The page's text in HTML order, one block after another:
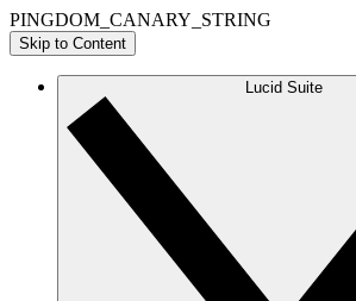
PINGDOM_CANARY_STRING
Skip to Content
Lucid Suite